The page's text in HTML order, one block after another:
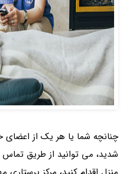
چنانچه شما یا هر یک از اعضای
شدید، می توانید از طریق تماس